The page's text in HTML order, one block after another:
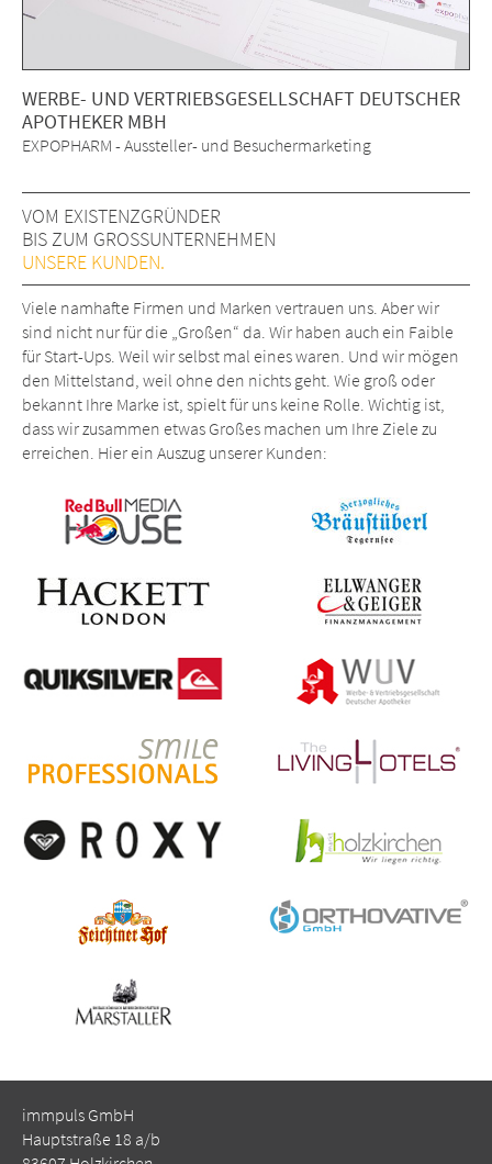
WERBE- UND VERTRIEBSGESELLSCHAFT DEUTSCHER
APOTHEKER MBH
EXPOPHARM - Aussteller- und Besuchermarketing
VOM EXISTENZGRÜNDER
BIS ZUM GROSSUNTERNEHMEN
UNSERE KUNDEN.
Viele namhafte Firmen und Marken vertrauen uns. Aber wir
sind nicht nur für die „Großen“ da. Wir haben auch ein Faible
für Start-Ups. Weil wir selbst mal eines waren. Und wir mögen
den Mittelstand, weil ohne den nichts geht. Wie groß oder
bekannt Ihre Marke ist, spielt für uns keine Rolle. Wichtig ist,
dass wir zusammen etwas Großes machen um Ihre Ziele zu
erreichen. Hier ein Auszug unserer Kunden:
immpuls GmbH
Hauptstraße 18 a/b